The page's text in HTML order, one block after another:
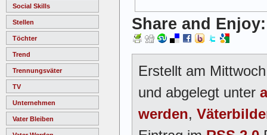
Social Skills
Stellen
Töchter
Trend
Trennungsväter
TV
Unternehmen
Vater Bleiben
Share and Enjoy:
Erstellt am
und abgelegt unter
werden,